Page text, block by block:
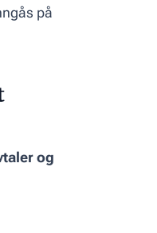
på
og